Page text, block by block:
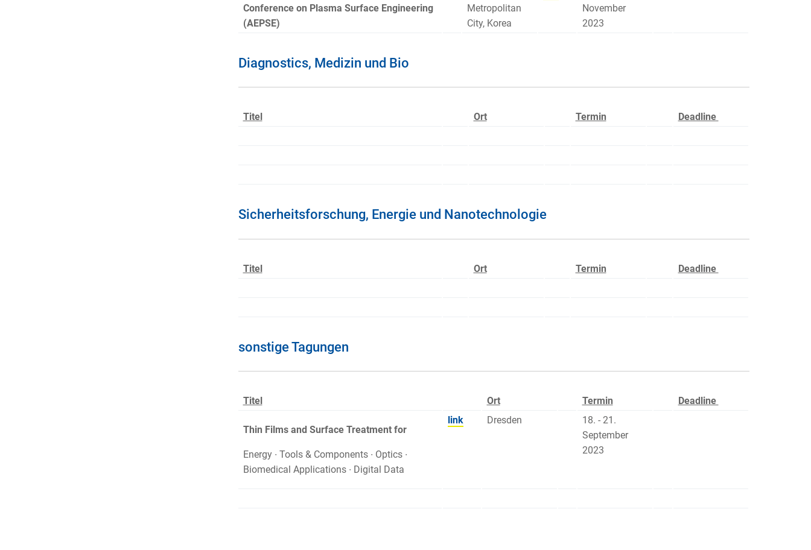
Conference on Plasma Surface Engineering
(AEPSE)
Metropolitan
City, Korea
November
2023
Diagnostics, Medizin und Bio
Titel Ort Termin Deadline
Sicherheitsforschung, Energie und Nanotechnologie
Titel Ort Termin Deadline
sonstige Tagungen
Titel Ort Termin Deadline
Thin Films and Surface Treatment for
Energy ∙ Tools & Components ∙ Optics ∙
Biomedical Applications ∙ Digital Data
link Dresden
18. - 21.
September
2023